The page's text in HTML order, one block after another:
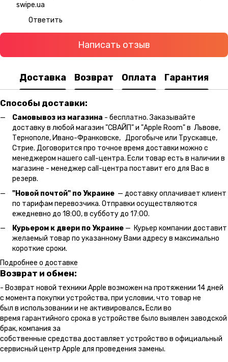
swipe.ua
Ответить
Написать отзыв
Доставка Возврат Оплата Гарантия
Способы доставки:
Самовывоз из магазина - бесплатно. Заказывайте
доставку в любой магазин "СВАЙП" и "Apple Room" в Львове,
Тернополе, Ивано-Франковске, Дрогобыче или Трускавце,
Стрие. Договорится про точное время доставки можно с
менеджером нашего call-центра. Если товар есть в наличии в
магазине - менеджер call-центра поставит его для Вас в
резерв.
"Новой почтой" по Украине — доставку оплачивает клиент
по тарифам перевозчика. Отправки осуществляются
ежедневно до 18:00, в субботу до 17:00.
Курьером к двери по Украине — Курьер компании доставит
желаемый товар по указанному Вами адресу в максимально
короткие сроки.
Подробнее о доставке
Возврат и обмен:
- Возврат новой техники Apple возможен на протяжении 14 дней
с момента покупки устройства, при условии, что товар не
был в использовании и не активировался.Если во
время гарантийного срока в устройстве было выявлен заводской
брак, компания за
собственные средства доставляет устройство в официальный
сервисный центр Apple для проведения замены.